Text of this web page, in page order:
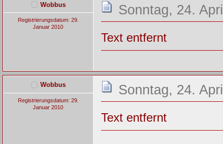
Wobbus
Registrierungsdatum: 29.
Januar 2010
Sonntag, 24.
Text entfernt
Wobbus
Registrierungsdatum: 29.
Januar 2010
Sonntag, 24.
Text entfernt